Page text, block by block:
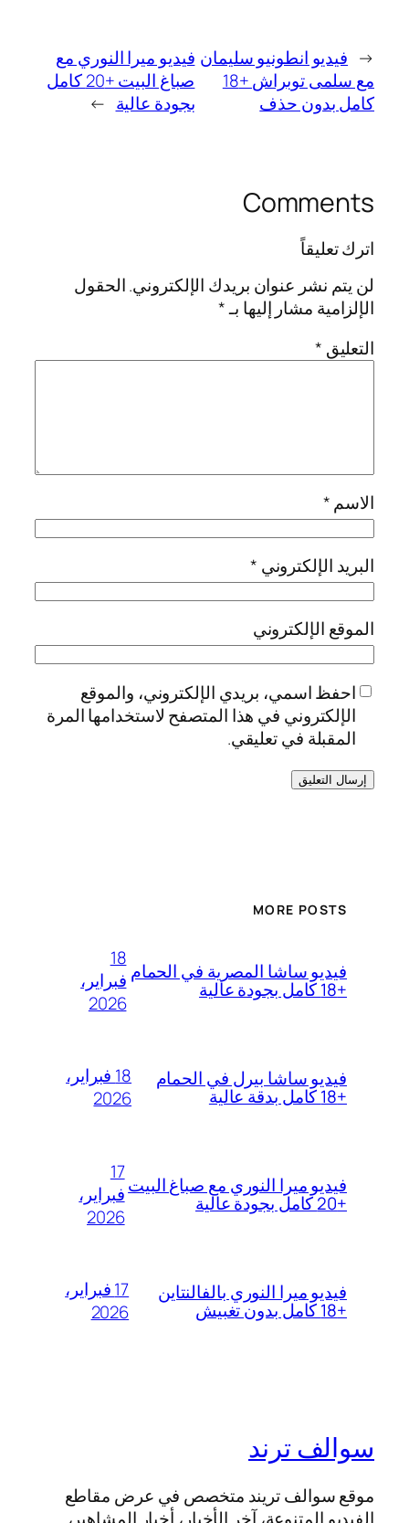
← فيديو انطونيو سليمان
مع سلمى توبراش +18
كامل بدون حذف
فيديو ميرا النوري مع
صباغ البيت +20 كامل
بجودة عالية →
Comments
اترك تعليقاً
لن يتم نشر عنوان بريدك الإلكتروني.الحقول
الإلزامية مشار إليها بـ*
التعليق *
الاسم*
البريد الإلكتروني *
الموقع الإلكتروني
احفظ اسمي، بريدي الإلكتروني، والموقع
الإلكتروني في هذا المتصفح لاستخدامها المرة
المقبلة في تعليقي.
MORE POSTS
فيديو ساشا المصرية في الحمام
+18 كامل بجودة عالية
18
فبراير،
2026
فيديو ساشا بيرل في الحمام
+18 كامل بدقة عالية
18 فبراير،
2026
فيديو ميرا النوري مع صباغ البيت
+20 كامل بجودة عالية
17
فبراير،
2026
فيديو ميرا النوري بالفالنتاين
+18 كامل بدون تغبيش
17 فبراير،
2026
سوالف ترند
موقع سوالف تريند متخصص في عرض مقاطع